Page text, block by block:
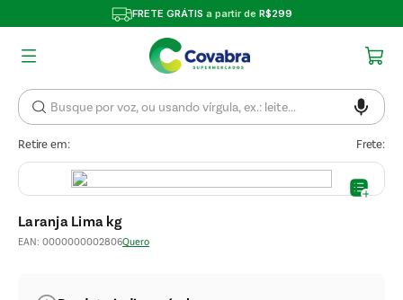
FRETE GRÁTIS a partir de R$299
Retire em: Frete:
Laranja Lima kg
EAN: 0000000002806Quero